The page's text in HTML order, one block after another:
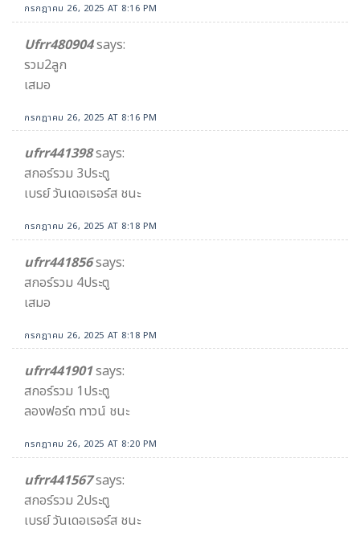
กรกฎาคม 26, 2025 AT 8:16 PM
Ufrr480904says:
รวม2ลูก
เสมอ
กรกฎาคม 26, 2025 AT 8:16 PM
ufrr441398says:
สกอร์รวม 3ประตู
เบรย์ วันเดอเรอร์ส ชนะ
กรกฎาคม 26, 2025 AT 8:18 PM
ufrr441856says:
สกอร์รวม 4ประตู
เสมอ
กรกฎาคม 26, 2025 AT 8:18 PM
ufrr441901says:
สกอร์รวม 1ประตู
ลองฟอร์ด ทาวน์ ชนะ
กรกฎาคม 26, 2025 AT 8:20 PM
ufrr441567says:
สกอร์รวม 2ประตู
เบรย์ วันเดอเรอร์ส ชนะ